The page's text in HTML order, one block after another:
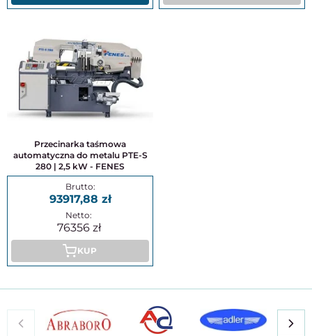
Przecinarka taśmowa
automatyczna do metalu PTE-S
280 | 2,5 kW - FENES
93917,88
76356
KUP